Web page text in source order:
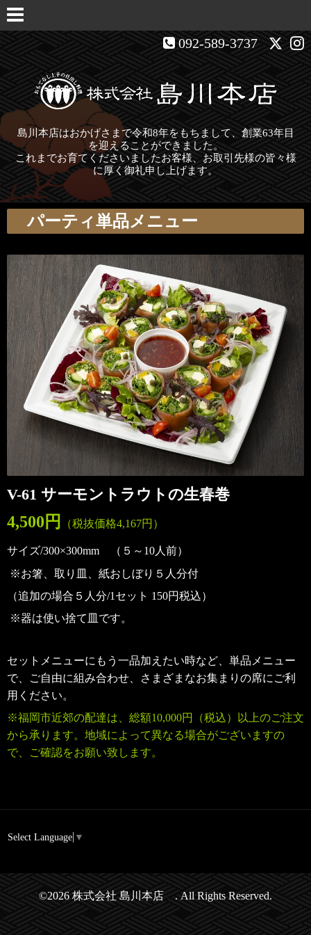
092-589-3737
島川本店はおかげさまで令和8年をもちまして、創業63年目
を迎えることができました。
これまでお育てくださいましたお客様、お取引先様の皆々様
に厚く御礼申し上げます。
パーティ単品メニュー
V-61 サーモントラウトの生春巻
4,500円 （税抜価格4,167円）
サイズ/300×300mm （ ５～10人前）
※お箸、取り皿、紙おしぼり５人分付
（追加の場合５人分/1セット 150円税込）
※器は使い捨て皿です。
セットメニューにもう一品加えたい時など、単品メニュー
で、ご自由に組み合わせ、さまざまなお集まりの席にご利
用ください。
※福岡市近郊の配達は、 総額10,000円（税込）
以上のご注文
から承ります。地域によって異なる場合がございますの
で、ご確認をお願い致します。
Select Language ▼
©2026 株式会社 島川本店 . All Rights Reserved.